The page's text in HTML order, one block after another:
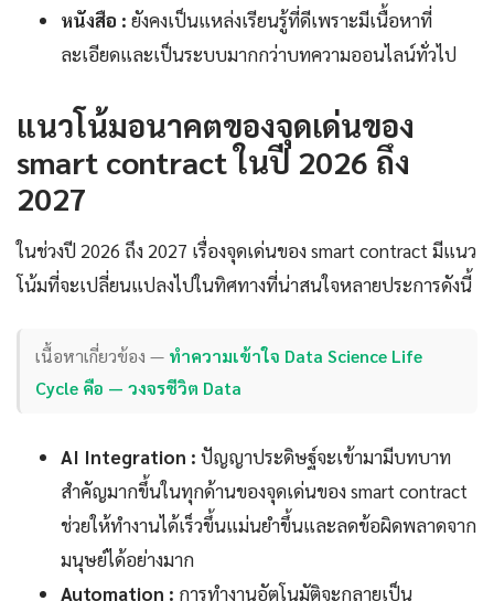
หนังสือ : ยังคงเป็นแหล่งเรียนรู้ที่ดีเพราะมีเนื้อหาที่
ละเอียดและเป็นระบบมากกว่าบทความออนไลน์ทั่วไป
แนวโน้มอนาคตของจุดเด่นของ
smart contract ในปี 2026 ถึง
2027
ในช่วงปี 2026 ถึง 2027 เรื่องจุดเด่นของ smart contract มีแนว
โน้มที่จะเปลี่ยนแปลงไปในทิศทางที่น่าสนใจหลายประการดังนี้
เนื้อหาเกี่ยวข้อง — ทำความเข้าใจ Data Science Life
Cycle คือ — วงจรชีวิต Data
AI Integration : ปัญญาประดิษฐ์จะเข้ามามีบทบาท
สำคัญมากขึ้นในทุกด้านของจุดเด่นของ smart contract
ช่วยให้ทำงานได้เร็วขึ้นแม่นยำขึ้นและลดข้อผิดพลาดจาก
มนุษย์ได้อย่างมาก
Automation : การทำงานอัตโนมัติจะกลายเป็น